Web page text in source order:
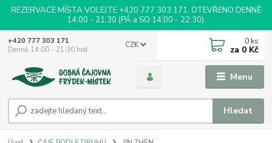
REZERVACE MÍSTA VOLEJTE +420 777 303 171. OTEVŘENO DENNĚ
14:00 - 21:30 (PÁ a SO 14:00 - 22:30).
Menu
CZK
Hledat
+420 777 303 171
Denně 14:00 - 21:30 hod
0 ks
za 0 Kč